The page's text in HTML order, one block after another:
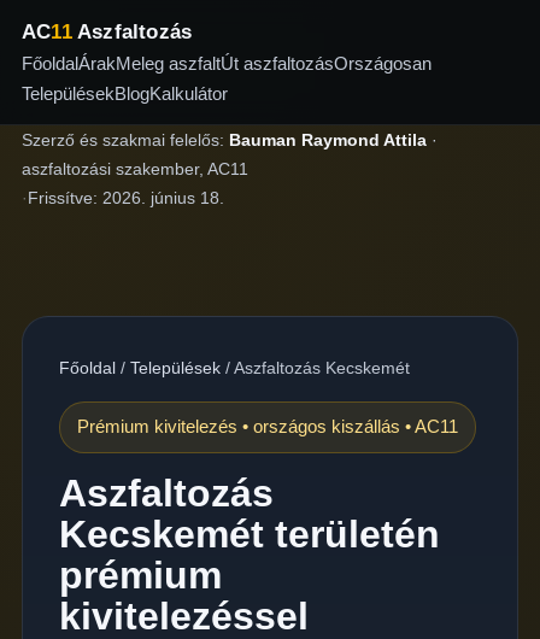
AC11Aszfaltozás
FőoldalÁrakMeleg aszfaltÚt aszfaltozásOrszágosan
TelepülésekBlogKalkulátor
Szerző és szakmai felelős: Bauman Raymond Attila·
aszfaltozási szakember, AC11
·Frissítve: 2026. június 18.
Főoldal/ Települések/Aszfaltozás Kecskemét
Prémium kivitelezés • országos kiszállás • AC11
Aszfaltozás
Kecskemét területén
prémium
kivitelezéssel